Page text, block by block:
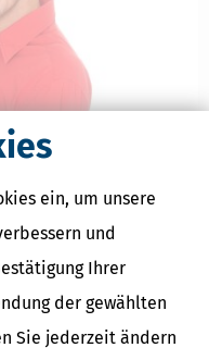
ein, um unsere
und
Ihrer
der gewählten
Sie jederzeit ändern
Versicherungspflicht
lassen, können diese
rückgängig machen und